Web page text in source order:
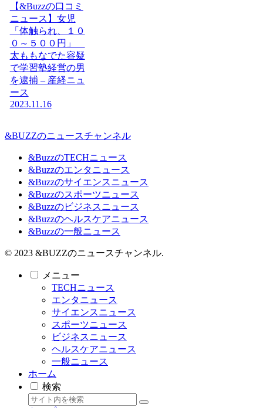
【&Buzzの口コミ
ニュース】女児
「体触られ、１０
０～５００円」
太ももなでた容疑
で学習塾経営の男
を逮捕 – 産経ニュ
ース
2023.11.16
&BUZZのニュースチャンネル
&BuzzのTECHニュース
&Buzzのエンタニュース
&Buzzのサイエンスニュース
&Buzzのスポーツニュース
&Buzzのビジネスニュース
&Buzzのヘルスケアニュース
&Buzzの一般ニュース
© 2023 &BUZZのニュースチャンネル.
メニュー
TECHニュース
エンタニュース
サイエンスニュース
スポーツニュース
ビジネスニュース
ヘルスケアニュース
一般ニュース
ホーム
検索